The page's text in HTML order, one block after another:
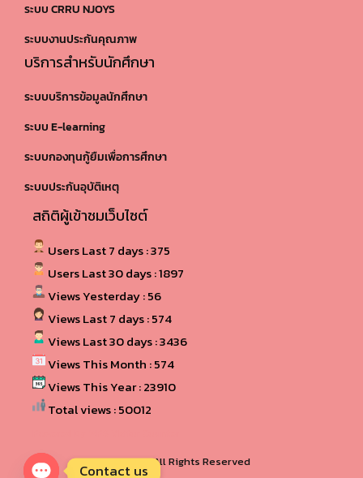
ระบบ CRRU NJOYS
ระบบงานประกันคุณภาพ
บริการสำหรับนักศึกษา
ระบบบริการข้อมูลนักศึกษา
ระบบ E-learning
ระบบกองทุนกู้ยืมเพื่อการศึกษา
ระบบประกันอุบัติเหตุ
สถิติผู้เข้าชมเว็บไซต์
Users Last 7 days : 375
Users Last 30 days : 1897
Views Yesterday : 56
Views Last 7 days : 574
Views Last 30 days : 3436
Views This Month : 574
Views This Year : 23910
Total views : 50012
© 2024, All Rights Reserved
Contact us